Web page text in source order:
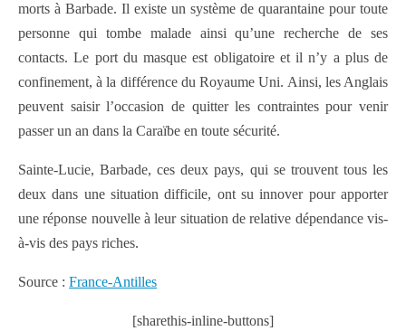
morts à Barbade. Il existe un système de quarantaine pour toute
personne qui tombe malade ainsi qu’une recherche de ses
contacts. Le port du masque est obligatoire et il n’y a plus de
confinement, à la différence du Royaume Uni. Ainsi, les Anglais
peuvent saisir l’occasion de quitter les contraintes pour venir
passer un an dans la Caraïbe en toute sécurité.
Sainte-Lucie, Barbade, ces deux pays, qui se trouvent tous les
deux dans une situation difficile, ont su innover pour apporter
une réponse nouvelle à leur situation de relative dépendance vis-
à-vis des pays riches.
Source : France-Antilles
[sharethis-inline-buttons]